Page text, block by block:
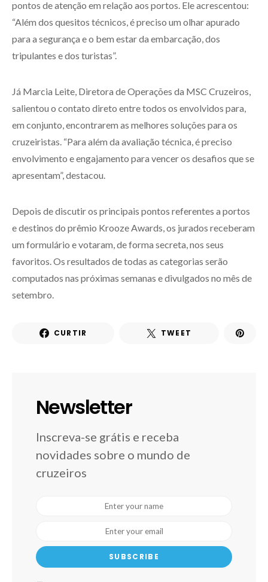
pontos de atenção em relação aos portos. Ele acrescentou:
“Além dos quesitos técnicos, é preciso um olhar apurado
para a segurança e o bem estar da embarcação, dos
tripulantes e dos turistas”.
Já Marcia Leite, Diretora de Operações da MSC Cruzeiros,
salientou o contato direto entre todos os envolvidos para,
em conjunto, encontrarem as melhores soluções para os
cruzeiristas. “Para além da avaliação técnica, é preciso
envolvimento e engajamento para vencer os desafios que se
apresentam”, destacou.
Depois de discutir os principais pontos referentes a portos
e destinos do prêmio Krooze Awards, os jurados receberam
um formulário e votaram, de forma secreta, nos seus
favoritos. Os resultados de todas as categorias serão
computados nas próximas semanas e divulgados no mês de
setembro.
CURTIR TWEET
Newsletter
Inscreva-se grátis e receba
novidades sobre o mundo de
cruzeiros
SUBSCRIBE